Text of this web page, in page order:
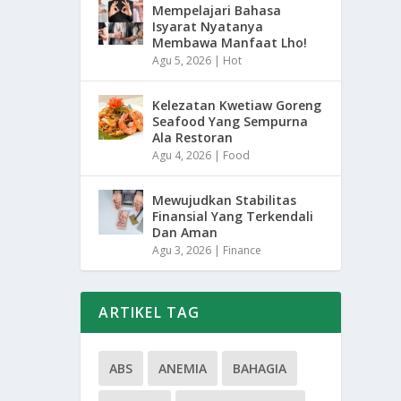
Mempelajari Bahasa
Isyarat Nyatanya
Membawa Manfaat Lho!
Agu 5, 2026 | Hot
Kelezatan Kwetiaw Goreng
Seafood Yang Sempurna
Ala Restoran
Agu 4, 2026 | Food
Mewujudkan Stabilitas
Finansial Yang Terkendali
Dan Aman
Agu 3, 2026 | Finance
ARTIKEL TAG
ABS ANEMIA BAHAGIA